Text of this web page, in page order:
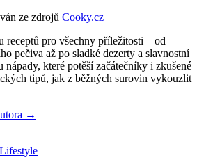
ze zdrojů Cooky.cz
receptů pro všechny příležitosti – od
pečiva až po sladké dezerty a slavnostní
nápady, které potěší začátečníky i zkušené
tipů, jak z běžných surovin vykouzlit
→
Lifestyle